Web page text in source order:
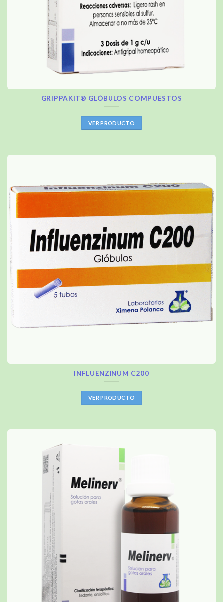
GRIPPAKIT® GLÓBULOS COMPUESTOS
VER PRODUCTO
INFLUENZINUM C200
VER PRODUCTO